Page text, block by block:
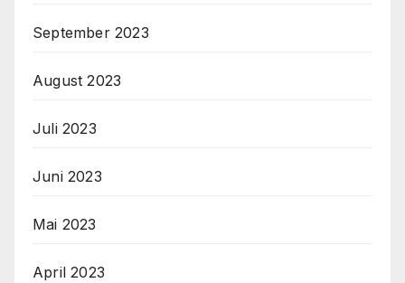
September 2023
August 2023
Juli 2023
Juni 2023
Mai 2023
April 2023